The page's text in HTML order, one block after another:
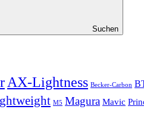
Suchen
AX-Lightness Becker-Carbon
M5 Magura Mavic